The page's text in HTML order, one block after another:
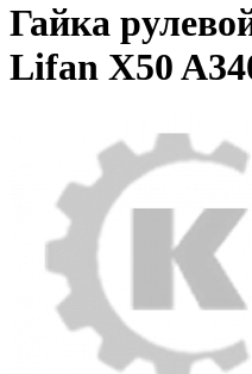
Гайка
Lifan X50